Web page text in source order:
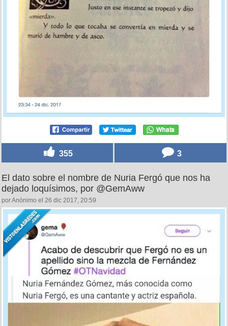
355 3
El dato sobre el nombre de Nuria Fergó que nos ha
dejado loquísimos, por @GemAww
por Anónimo el 26 dic 2017, 20:59